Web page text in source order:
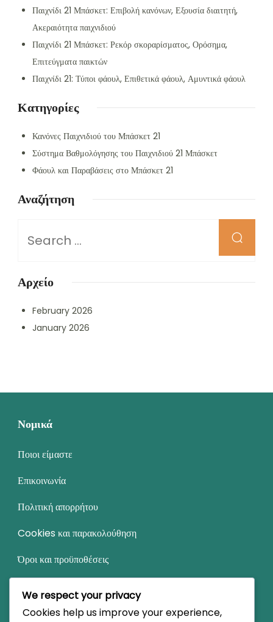
Παιχνίδι 21 Μπάσκετ: Επιβολή κανόνων, Εξουσία διαιτητή,
Ακεραιότητα παιχνιδιού
Παιχνίδι 21 Μπάσκετ: Ρεκόρ σκοραρίσματος, Ορόσημα,
Επιτεύγματα παικτών
Παιχνίδι 21: Τύποι φάουλ, Επιθετικά φάουλ, Αμυντικά φάουλ
Κατηγορίες
Κανόνες Παιχνιδιού του Μπάσκετ 21
Σύστημα Βαθμολόγησης του Παιχνιδιού 21 Μπάσκετ
Φάουλ και Παραβάσεις στο Μπάσκετ 21
Αναζήτηση
for
Αρχείο
February 2026
January 2026
Νομικά
Ποιοι είμαστε
Επικοινωνία
Πολιτική απορρήτου
Cookies και παρακολούθηση
Όροι και προϋποθέσεις
Κατηγορίες
We respect your privacy
Cookies help us improve your experience,